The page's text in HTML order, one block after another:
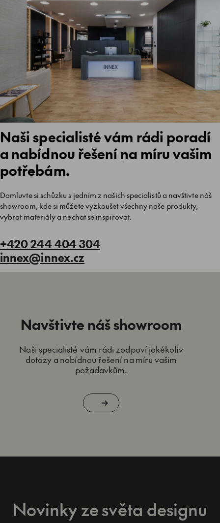
Naši specialisté vám rádi poradí
a nabídnou řešení na míru vašim
potřebám.
Domluvte si schůzku s jedním z našich specialistů a navštivte náš
showroom, kde si můžete vyzkoušet všechny naše produkty,
vybrat materiály a nechat se inspirovat.
+420 244 404 304
innex@innex.cz
Navštivte náš showroom
Naši specialisté vám rádi zodpoví jakékoliv
dotazy a nabídnou řešení na míru vašim
požadavkům.
Novinky ze světa designu